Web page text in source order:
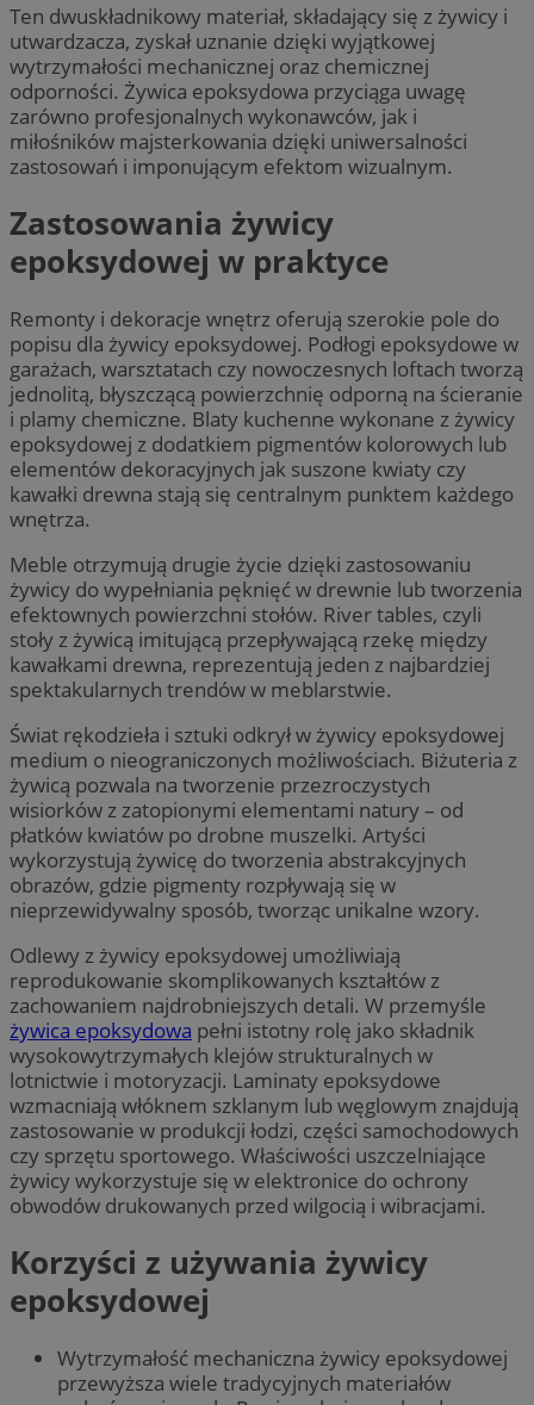
Ten dwuskładnikowy materiał, składający się z żywicy i
utwardzacza, zyskał uznanie dzięki wyjątkowej
wytrzymałości mechanicznej oraz chemicznej
odporności. Żywica epoksydowa przyciąga uwagę
zarówno profesjonalnych wykonawców, jak i
miłośników majsterkowania dzięki uniwersalności
zastosowań i imponującym efektom wizualnym.
Zastosowania żywicy
epoksydowej w praktyce
Remonty i dekoracje wnętrz oferują szerokie pole do
popisu dla żywicy epoksydowej. Podłogi epoksydowe w
garażach, warsztatach czy nowoczesnych loftach tworzą
jednolitą, błyszczącą powierzchnię odporną na ścieranie
i plamy chemiczne. Blaty kuchenne wykonane z żywicy
epoksydowej z dodatkiem pigmentów kolorowych lub
elementów dekoracyjnych jak suszone kwiaty czy
kawałki drewna stają się centralnym punktem każdego
wnętrza.
Meble otrzymują drugie życie dzięki zastosowaniu
żywicy do wypełniania pęknięć w drewnie lub tworzenia
efektownych powierzchni stołów. River tables, czyli
stoły z żywicą imitującą przepływającą rzekę między
kawałkami drewna, reprezentują jeden z najbardziej
spektakularnych trendów w meblarstwie.
Świat rękodzieła i sztuki odkrył w żywicy epoksydowej
medium o nieograniczonych możliwościach. Biżuteria z
żywicą pozwala na tworzenie przezroczystych
wisiorków z zatopionymi elementami natury – od
płatków kwiatów po drobne muszelki. Artyści
wykorzystują żywicę do tworzenia abstrakcyjnych
obrazów, gdzie pigmenty rozpływają się w
nieprzewidywalny sposób, tworząc unikalne wzory.
Odlewy z żywicy epoksydowej umożliwiają
reprodukowanie skomplikowanych kształtów z
zachowaniem najdrobniejszych detali. W przemyśle
żywica epoksydowa pełni istotny rolę jako składnik
wysokowytrzymałych klejów strukturalnych w
lotnictwie i motoryzacji. Laminaty epoksydowe
wzmacniają włóknem szklanym lub węglowym znajdują
zastosowanie w produkcji łodzi, części samochodowych
czy sprzętu sportowego. Właściwości uszczelniające
żywicy wykorzystuje się w elektronice do ochrony
obwodów drukowanych przed wilgocią i wibracjami.
Korzyści z używania żywicy
epoksydowej
Wytrzymałość mechaniczna żywicy epoksydowej
przewyższa wiele tradycyjnych materiałów